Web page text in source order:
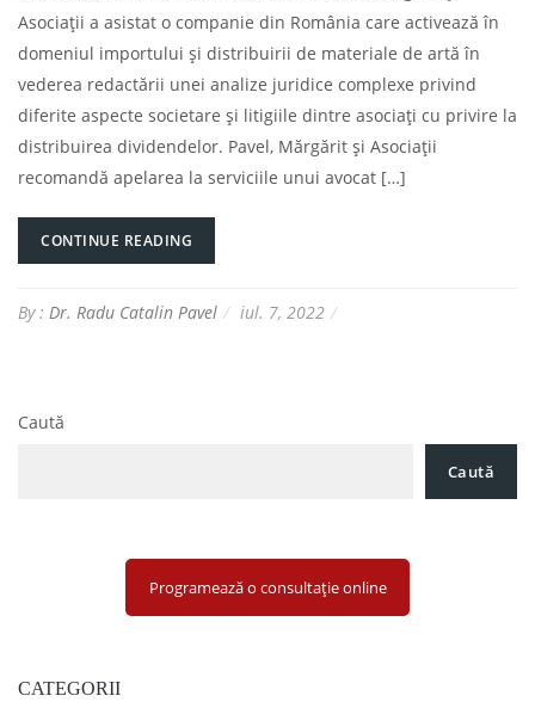
Asociații a asistat o companie din România care activează în
domeniul importului și distribuirii de materiale de artă în
vederea redactării unei analize juridice complexe privind
diferite aspecte societare și litigiile dintre asociați cu privire la
distribuirea dividendelor. Pavel, Mărgărit și Asociații
recomandă apelarea la serviciile unui avocat […]
CONTINUE READING
By : Dr. Radu Catalin Pavel iul. 7, 2022
Caută
Caută
Programează o consultație online
CATEGORII